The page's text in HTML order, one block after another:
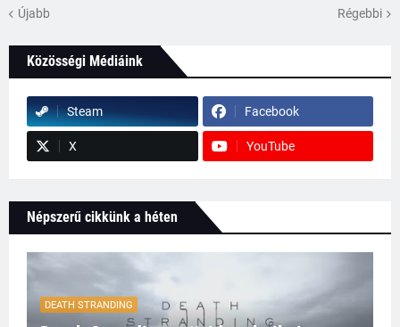
Újabb Régebbi
Közösségi Médiáink
Steam Facebook
X YouTube
Népszerű cikkünk a héten
DEATH STRANDING